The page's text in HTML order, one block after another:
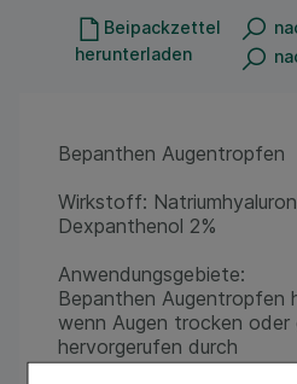
Beipackzettel
herunterladen
Bepanthen Augentropfen
Wirkstoff:
Dexpanthenol 2%
Anwendungsgebiete:
Bepanthen Augentropfen
wenn Augen trocken oder
hervorgerufen durch
- mechanische